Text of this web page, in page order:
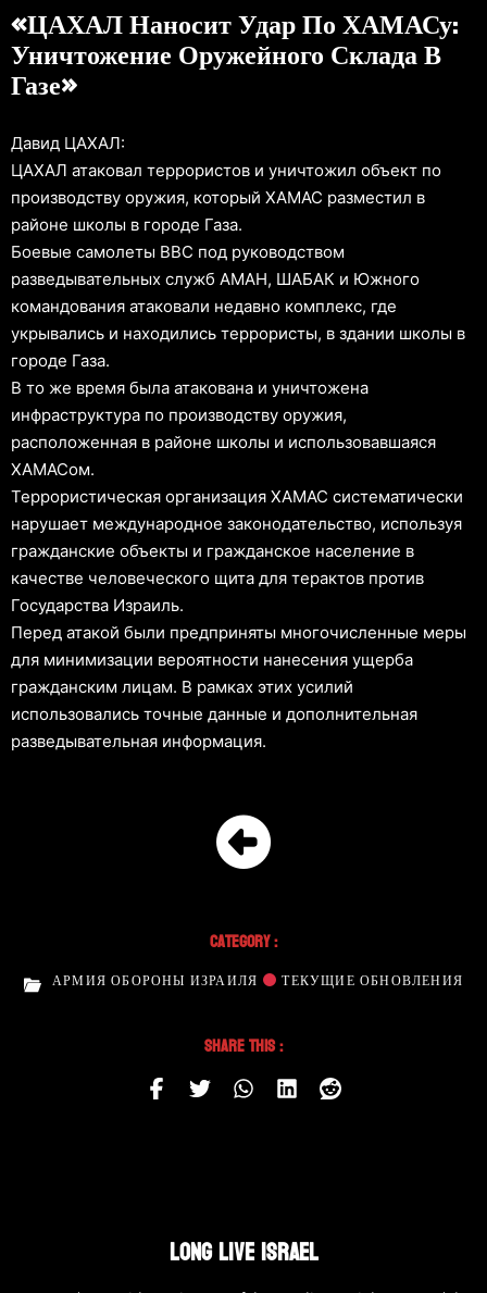
«ЦАХАЛ Наносит Удар По ХАМАСу:
Уничтожение Оружейного Склада В
Газе»
Давид ЦАХАЛ:
ЦАХАЛ атаковал террористов и уничтожил объект по
производству оружия, который ХАМАС разместил в
районе школы в городе Газа.
Боевые самолеты ВВС под руководством
разведывательных служб АМАН, ШАБАК и Южного
командования атаковали недавно комплекс, где
укрывались и находились террористы, в здании школы в
городе Газа.
В то же время была атакована и уничтожена
инфраструктура по производству оружия,
расположенная в районе школы и использовавшаяся
ХАМАСом.
Террористическая организация ХАМАС систематически
нарушает международное законодательство, используя
гражданские объекты и гражданское население в
качестве человеческого щита для терактов против
Государства Израиль.
Перед атакой были предприняты многочисленные меры
для минимизации вероятности нанесения ущерба
гражданским лицам. В рамках этих усилий
использовались точные данные и дополнительная
разведывательная информация.
Category :
АРМИЯ ОБОРОНЫ ИЗРАИЛЯ ТЕКУЩИЕ ОБНОВЛЕНИЯ
Share This :
LONG LIVE ISRAEL